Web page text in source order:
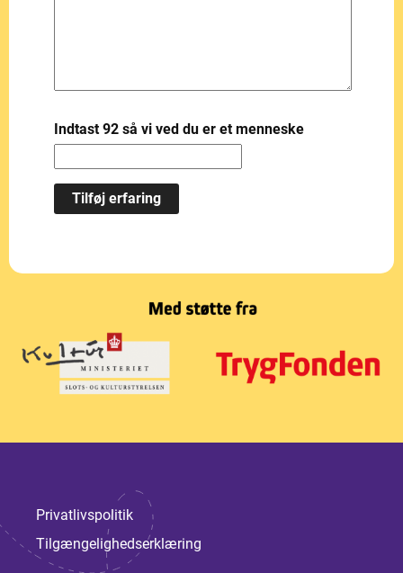
Indtast 92 så vi ved du er et menneske
Privatlivspolitik
Tilgængelighedserklæring